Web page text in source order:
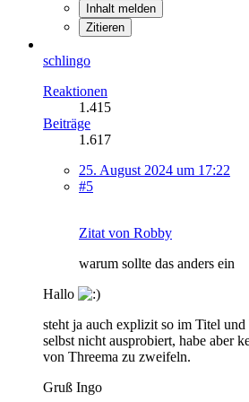
Inhalt melden
Zitieren
schlingo
Reaktionen
1.415
Beiträge
1.617
25. August 2024 um 17:22
#5
Zitat von Robby
warum sollte das anders ein
Hallo
steht ja auch explizit so im Titel
selbst nicht ausprobiert, habe aber
von Threema zu zweifeln.
Gruß Ingo